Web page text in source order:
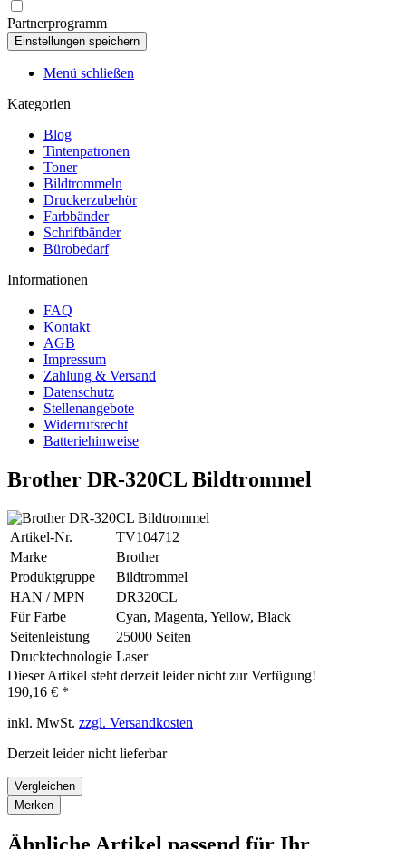
Partnerprogramm
Menü schließen
Kategorien
Blog
Tintenpatronen
Toner
Bildtrommeln
Druckerzubehör
Farbbänder
Schriftbänder
Bürobedarf
Informationen
FAQ
Kontakt
AGB
Impressum
Zahlung & Versand
Datenschutz
Stellenangebote
Widerrufsrecht
Batteriehinweise
Brother DR-320CL Bildtrommel
Artikel-Nr.
TV104712
Marke
Brother
Produktgruppe
Bildtrommel
HAN / MPN
DR320CL
Für Farbe
Cyan, Magenta, Yellow, Black
Seitenleistung
25000 Seiten
Drucktechnologie Laser
Dieser Artikel steht derzeit leider nicht zur Verfügung!
190,16 € *
inkl. MwSt. zzgl. Versandkosten
Derzeit leider nicht lieferbar
Vergleichen
Merken
Ähnliche Artikel passend für Ihr